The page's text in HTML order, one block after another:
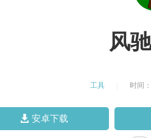
风
工具 时间
安卓下载